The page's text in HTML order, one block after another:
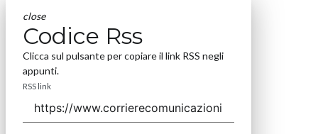
close
Codice Rss
Clicca sul pulsante per copiare il link RSS negli
appunti.
RSS link